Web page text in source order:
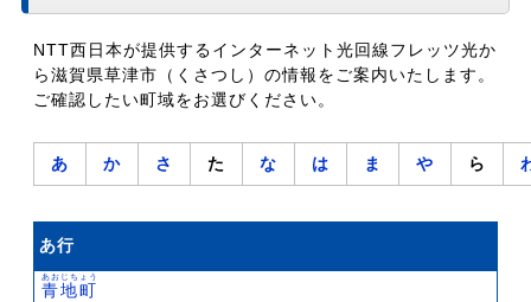
NTT西日本が提供するインターネット光回線フレッツ光か
ら滋賀県草津市（くさつし）の情報をご案内いたします。
ご確認したい町域をお選びください。
あ か さ た な は ま や ら
あ行
青地町
あおじちょう